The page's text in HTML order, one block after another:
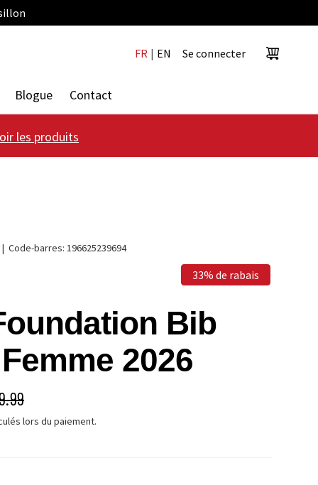
FR | EN Se connecter
Panier
Blogue Contact
les produits
|Code-barres: 196625239694
33% de rabais
Bib
2026
HABITUEL
lors du paiement.